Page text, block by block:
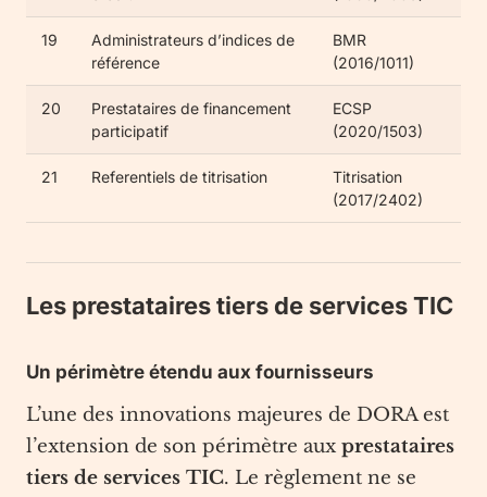
19
Administrateurs d’indices de
référence
BMR
(2016/1011)
20
Prestataires de financement
participatif
ECSP
(2020/1503)
21 Referentiels de titrisation
Titrisation
(2017/2402)
Les prestataires tiers de services TIC
Un périmètre étendu aux fournisseurs
L’une des innovations majeures de DORA est
l’extension de son périmètre aux prestataires
tiers de services TIC. Le règlement ne se